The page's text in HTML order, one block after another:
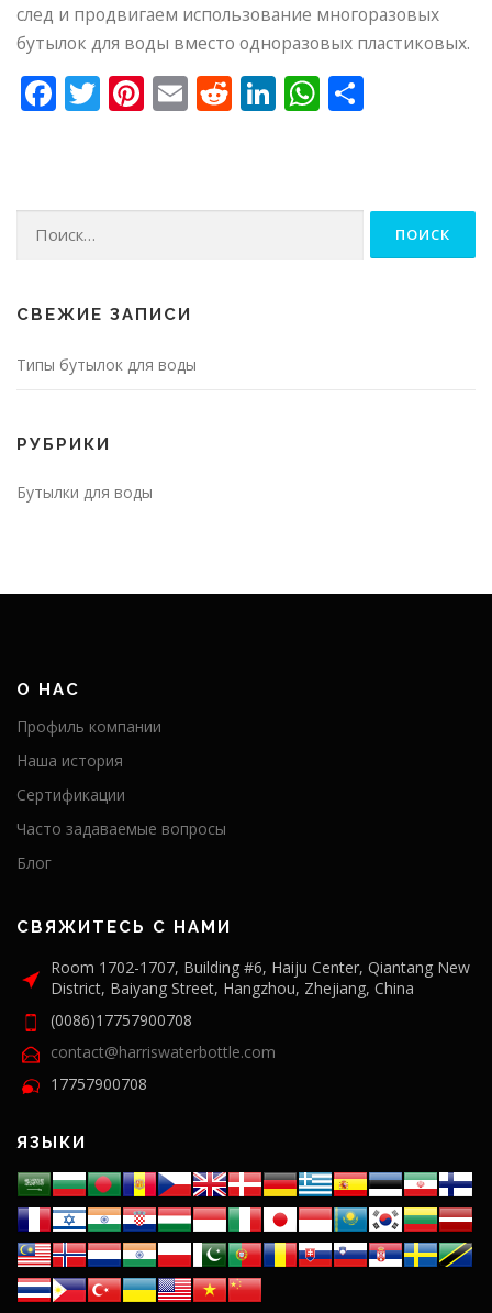
след и продвигаем использование многоразовых
бутылок для воды вместо одноразовых пластиковых.
Facebook
Twitter
Pinterest
EmailReddit
LinkedIn
WhatsApp
Найти:
СВЕЖИЕ ЗАПИСИ
Типы бутылок для воды
РУБРИКИ
Бутылки для воды
О НАС
Профиль компании
Наша история
Сертификации
Часто задаваемые вопросы
Блог
СВЯЖИТЕСЬ С НАМИ
Room 1702-1707, Building #6, Haiju Center, Qiantang New
District, Baiyang Street, Hangzhou, Zhejiang, China
(0086)17757900708
contact@harriswaterbottle.com
17757900708
ЯЗЫКИ